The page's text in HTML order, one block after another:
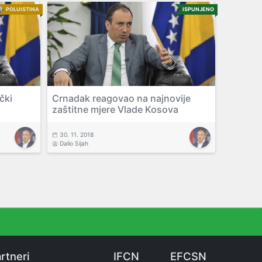
POLUISTINA ISPUNJENO
Crnadak reagovao na najnovije
zaštitne mjere Vlade Kosova
30. 11. 2018
Dalio Sijah
IFCN EFCSN